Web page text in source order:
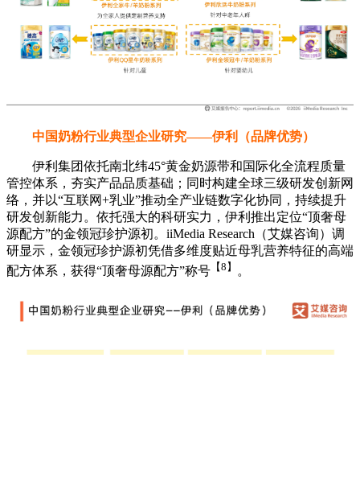
中国奶粉行业典型企业研究——伊利（品牌优势）
伊利集团依托南北纬45°黄金奶源带和国际化全流程质量
管控体系，夯实产品品质基础；同时构建全球三级研发创新网
络，并以“互联网+乳业”推动全产业链数字化协同，持续提升
研发创新能力。依托强大的科研实力，伊利推出定位“顶奢母
源配方”的金领冠珍护源初。iiMedia Research（艾媒咨询）调
研显示，金领冠珍护源初凭借多维度贴近母乳营养特征的高端
配方体系，获得“顶奢母源配方”称号 【8】 。